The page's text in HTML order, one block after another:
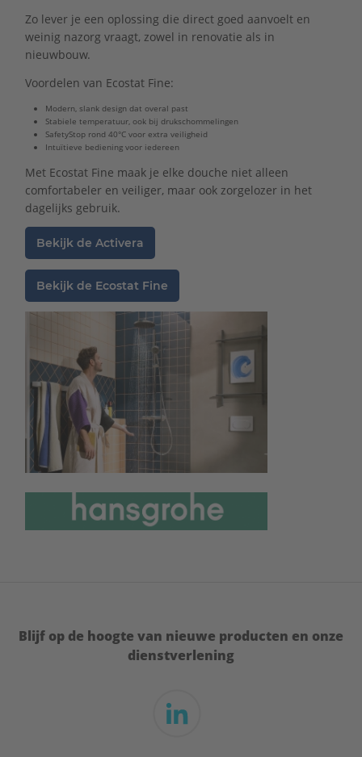
Zo lever je een oplossing die direct goed aanvoelt en
weinig nazorg vraagt, zowel in renovatie als in
nieuwbouw.
Voordelen van Ecostat Fine:
Modern, slank design dat overal past
Stabiele temperatuur, ook bij drukschommelingen
SafetyStop rond 40°C voor extra veiligheid
Intuïtieve bediening voor iedereen
Met Ecostat Fine maak je elke douche niet alleen
comfortabeler en veiliger, maar ook zorgelozer in het
dagelijks gebruik.
Bekijk de Activera
Bekijk de Ecostat Fine
Blijf op de hoogte van nieuwe producten en onze
dienstverlening